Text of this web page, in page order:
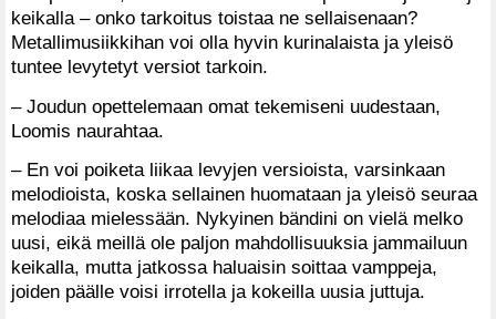
keikalla – onko tarkoitus toistaa ne sellaisenaan?
Metallimusiikkihan voi olla hyvin kurinalaista ja yleisö
tuntee levytetyt versiot tarkoin.
– Joudun opettelemaan omat tekemiseni uudestaan,
Loomis naurahtaa.
– En voi poiketa liikaa levyjen versioista, varsinkaan
melodioista, koska sellainen huomataan ja yleisö seuraa
melodiaa mielessään. Nykyinen bändini on vielä melko
uusi, eikä meillä ole paljon mahdollisuuksia jammailuun
keikalla, mutta jatkossa haluaisin soittaa vamppeja,
joiden päälle voisi irrotella ja kokeilla uusia juttuja.